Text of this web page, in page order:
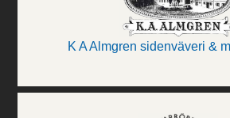
K A Almgren sidenväveri &